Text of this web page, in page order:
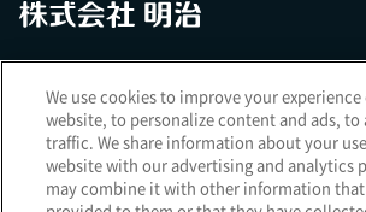
アクセシビリティへの対応方針ご利用規約明
Cookie Settings
We use cookies to improve your
website, to personalize content and ads, to
traffic. We share information about your
website with our advertising and analytics
may combine it with other information